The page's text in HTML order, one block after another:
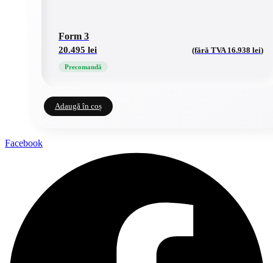
Form 3
20.495 lei (fără TVA 16.938 lei)
Precomandă
Adaugă în coș
Facebook